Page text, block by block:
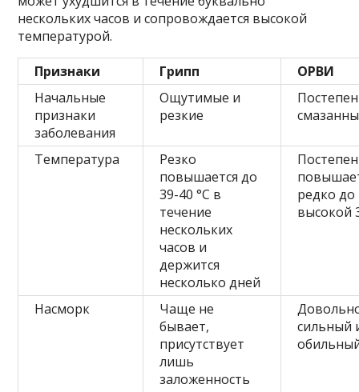
нескольких часов и сопровождается высокой
температурой.
Признаки
Грипп
ОРВИ
Начальные
признаки
заболевания
Ощутимые и
резкие
Температура
Резко
повышается до
39-40 °C в
течение
нескольких
часов и
держится
несколько дней
редко до
высокой
Насморк
Чаще не
бывает,
присутствует
лишь
заложенность
сильный